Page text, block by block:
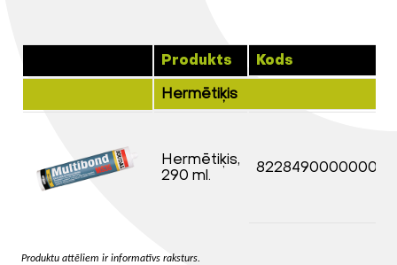
Produkts Kods
Hermētiķis
Hermētiķis,
290 ml.
Produktu attēliem ir informatīvs raksturs.